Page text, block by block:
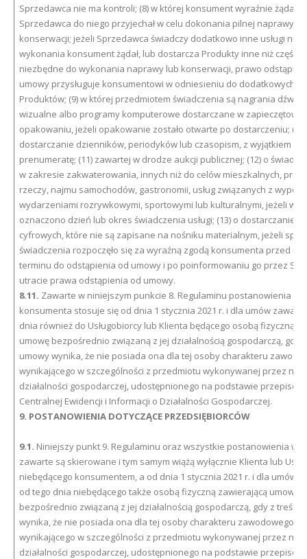
Sprzedawca nie ma kontroli; (8) w której konsument wyraźnie żądał,
Sprzedawca do niego przyjechał w celu dokonania pilnej naprawy
konserwacji; jeżeli Sprzedawca świadczy dodatkowo inne usługi niż
wykonania konsument żądał, lub dostarcza Produkty inne niż części
niezbędne do wykonania naprawy lub konserwacji, prawo
umowy przysługuje konsumentowi w odniesieniu do dodatkowych
Produktów; (9) w której przedmiotem świadczenia są nagrania
wizualne albo programy komputerowe dostarczane w
opakowaniu, jeżeli opakowanie zostało otwarte po dostarczeniu;
dostarczanie dzienników, periodyków lub czasopism, z wyjątkiem
prenumeratę; (11) zawartej w drodze aukcji publicznej; (12) o
w zakresie zakwaterowania, innych niż do celów mieszkalnych,
rzeczy, najmu samochodów, gastronomii, usług związanych z
wydarzeniami rozrywkowymi, sportowymi lub kulturalnymi, jeżeli w
oznaczono dzień lub okres świadczenia usługi; (13) o dostarczanie
cyfrowych, które nie są zapisane na nośniku materialnym, jeżeli
świadczenia rozpoczęło się za wyraźną zgodą konsumenta przed
terminu do odstąpienia od umowy i po poinformowaniu go przez
utracie prawa odstąpienia od umowy.
8.11. Zawarte w niniejszym punkcie 8. Regulaminu postanowienia
konsumenta stosuje się od dnia 1 stycznia 2021 r. i dla umów
dnia również do Usługobiorcy lub Klienta będącego osobą fizyczną
umowę bezpośrednio związaną z jej działalnością gospodarczą, gdy
umowy wynika, że nie posiada ona dla tej osoby charakteru
wynikającego w szczególności z przedmiotu wykonywanej przez nią
działalności gospodarczej, udostępnionego na podstawie przepisów
Centralnej Ewidencji i Informacji o Działalności Gospodarczej.
9. POSTANOWIENIA DOTYCZĄCE PRZEDSIĘBIORCÓW
9.1. Niniejszy punkt 9. Regulaminu oraz wszystkie postanowienia w
zawarte są skierowane i tym samym wiążą wyłącznie Klienta lub
niebędącego konsumentem, a od dnia 1 stycznia 2021 r. i dla umów
od tego dnia niebędącego także osobą fizyczną zawierającą umowę
bezpośrednio związaną z jej działalnością gospodarczą, gdy z treści
wynika, że nie posiada ona dla tej osoby charakteru zawodowego,
wynikającego w szczególności z przedmiotu wykonywanej przez nią
działalności gospodarczej, udostępnionego na podstawie przepisów